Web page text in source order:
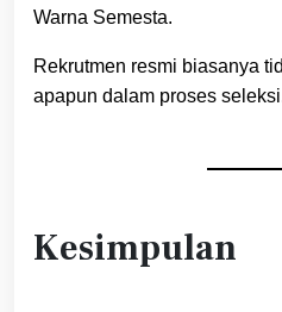
Warna Semesta.
Rekrutmen resmi biasanya
apapun dalam proses
Kesimpulan